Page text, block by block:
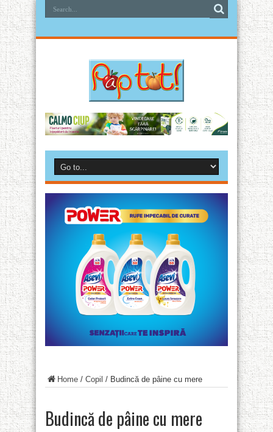
Home / Copil / Budincă de pâine cu mere
Budincă de pâine cu mere